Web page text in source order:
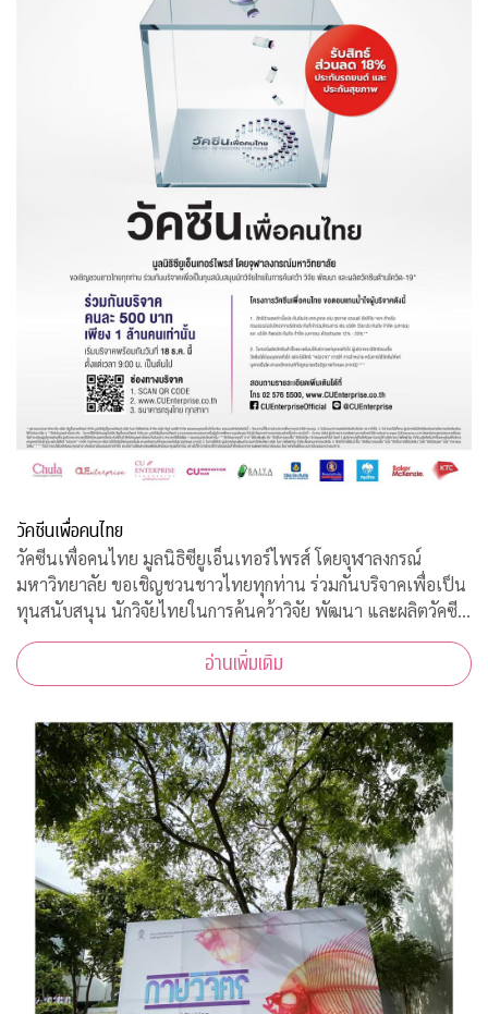
วัคซีนเพื่อคนไทย
วัคซีนเพื่อคนไทย มูลนิธิซียูเอ็นเทอร์ไพรส์ โดยจุฬาลงกรณ์
มหาวิทยาลัย ขอเชิญชวนชาวไทยทุกท่าน ร่วมกันบริจาคเพื่อเป็น
ทุนสนับสนุน นักวิจัยไทยในการค้นคว้าวิจัย พัฒนา และผลิตวัคซีน
ต้านโควิด-19*
อ่านเพิ่มเติม